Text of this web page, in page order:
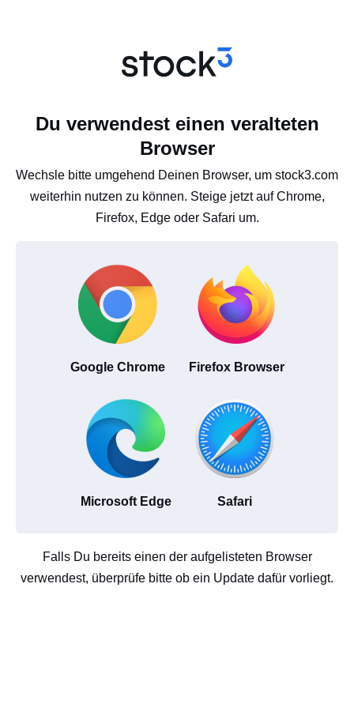
Du verwendest einen veralteten
Browser
Wechsle bitte umgehend Deinen Browser, um stock3.com
weiterhin nutzen zu können. Steige jetzt auf Chrome,
Firefox, Edge oder Safari um.
Google Chrome Firefox Browser
Microsoft Edge Safari
Falls Du bereits einen der aufgelisteten Browser
verwendest, überprüfe bitte ob ein Update dafür vorliegt.